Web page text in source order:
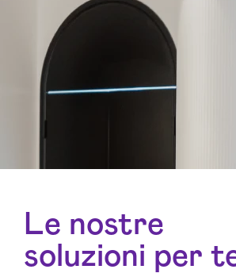
Le nostre
soluzioni per